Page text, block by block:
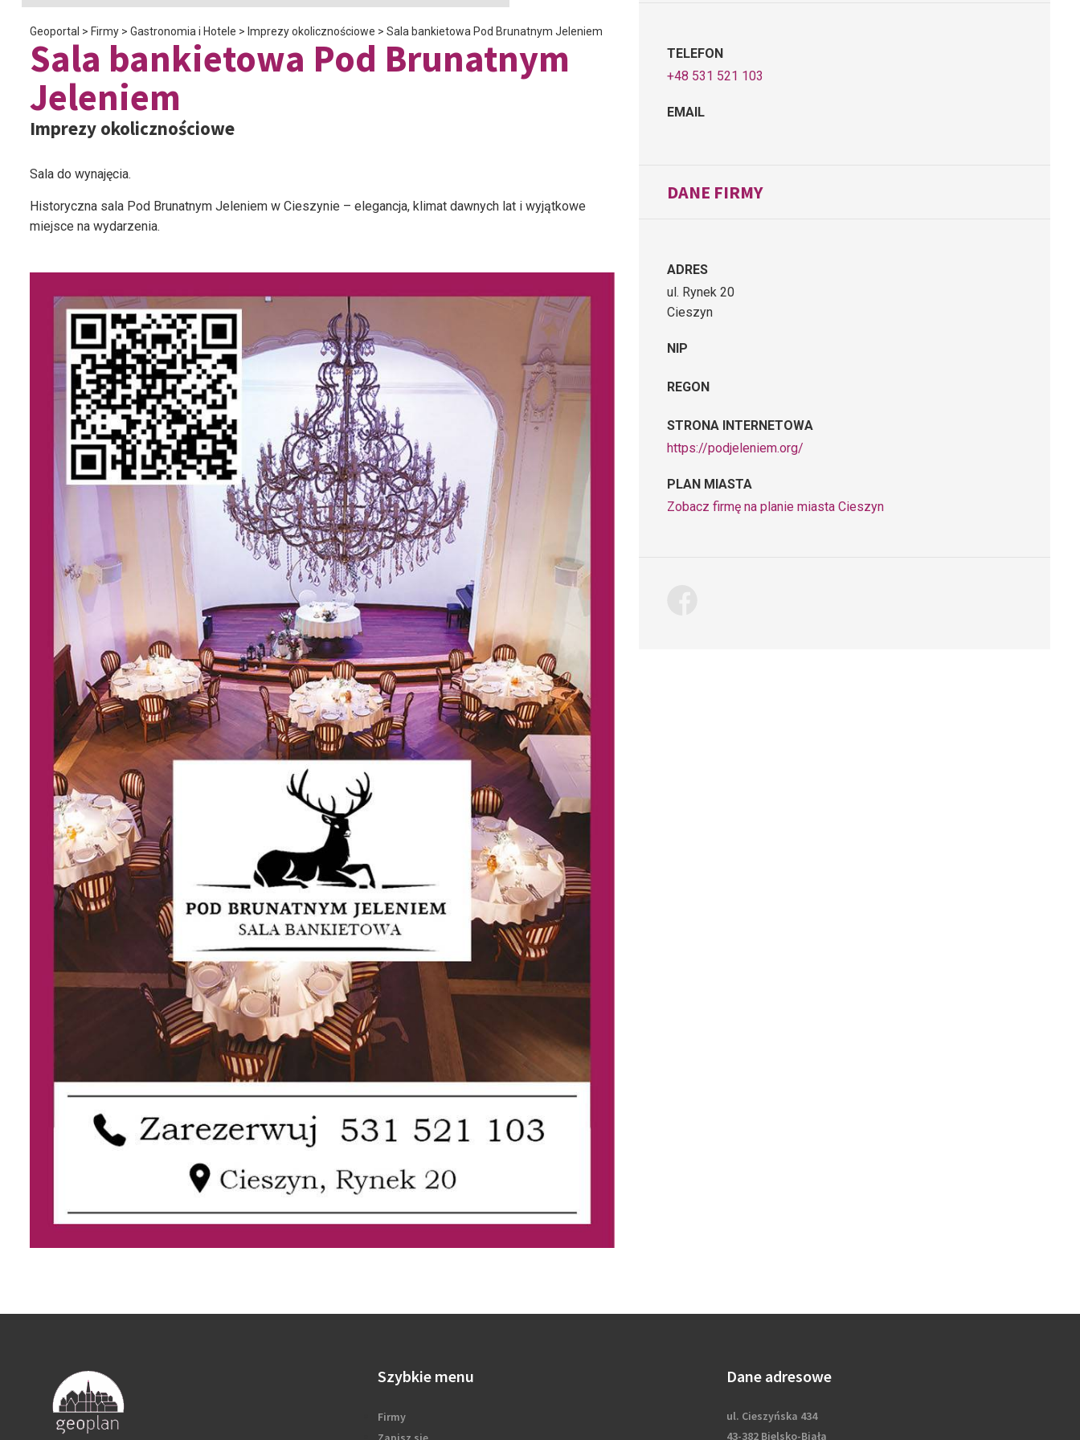
Geoportal > Firmy > Gastronomia i Hotele > Imprezy okolicznościowe > Sala bankietowa Pod Brunatnym Jeleniem
Sala bankietowa Pod Brunatnym
Jeleniem
Imprezy okolicznościowe
Sala do wynajęcia.
Historyczna sala Pod Brunatnym Jeleniem w Cieszynie – elegancja, klimat dawnych lat i wyjątkowe
miejsce na wydarzenia.
TELEFON
+48 531 521 103
EMAIL
DANE FIRMY
ADRES
ul. Rynek 20
Cieszyn
NIP
REGON
STRONA INTERNETOWA
https://podjeleniem.org/
PLAN MIASTA
Zobacz firmę na planie miasta Cieszyn
Szybkie menu
Firmy
Dane adresowe
ul. Cieszyńska 434
43-382 Bielsko-Biała